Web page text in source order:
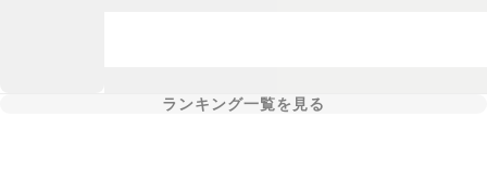
ランキング一覧を見る